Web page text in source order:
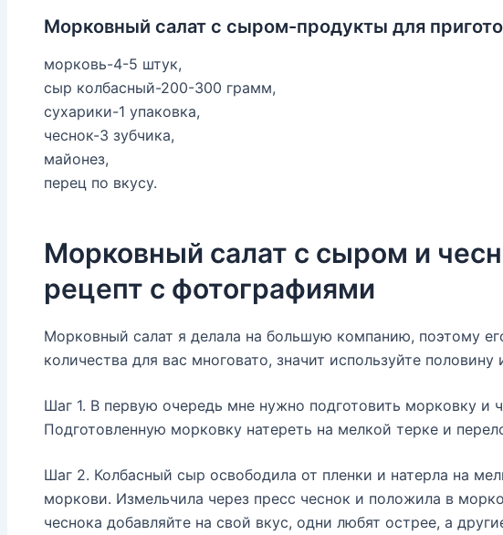
Морковный салат с сыром-продукты для
морковь-4-5 штук,
сыр колбасный-200-300 грамм,
сухарики-1 упаковка,
чеснок-3 зубчика,
майонез,
перец по вкусу.
Морковный салат с сыром и
рецепт с фотографиями
Морковный салат я делала на большую компанию, поэтому
количества для вас многовато, значит используйте половину
Шаг 1. В первую очередь мне нужно подготовить морковку и
Подготовленную морковку натереть на мелкой терке и
Шаг 2. Колбасный сыр освободила от пленки и натерла на
моркови. Измельчила через пресс чеснок и положила в
чеснока добавляйте на свой вкус, одни любят острее, а